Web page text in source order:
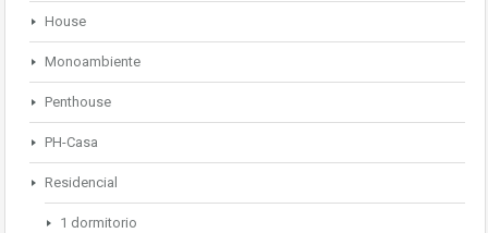
House
Monoambiente
Penthouse
PH-Casa
Residencial
1 dormitorio